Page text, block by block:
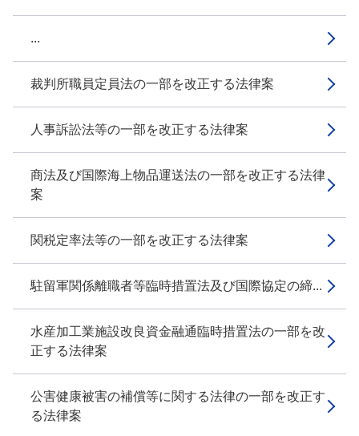
...
裁判所職員定員法の一部を改正する法律案
人事訴訟法等の一部を改正する法律案
商法及び国際海上物品運送法の一部を改正する法律
案
関税定率法等の一部を改正する法律案
駐留軍関係離職者等臨時措置法及び国際協定の締...
水産加工業施設改良資金融通臨時措置法の一部を改
正する法律案
公害健康被害の補償等に関する法律の一部を改正す
る法律案